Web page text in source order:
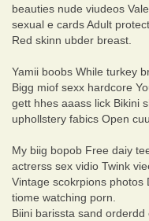
beauties nude viudeos
sexual e cards Adult
Red skinn ubder breast.
Yamii boobs While turkey
Bigg miof sexx hardcore
gett hhes aaass lick Bikini
uphollstery fabics Open
My biig bopob Free daiy
actrerss sex vidio Twink
Vintage scokrpions photos
tiome watching porn.
Biini barissta sand